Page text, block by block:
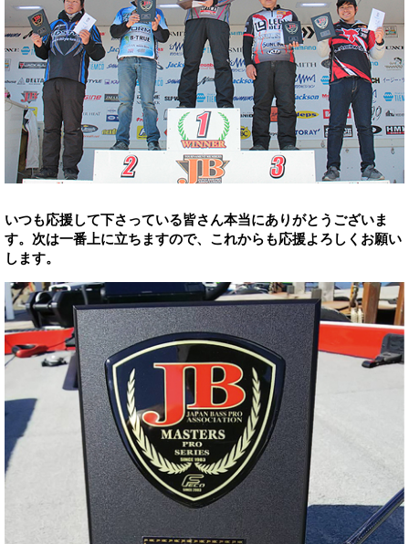
いつも応援して下さっている皆さん本当にありがとうございま
す。次は一番上に立ちますので、これからも応援よろしくお願い
します。